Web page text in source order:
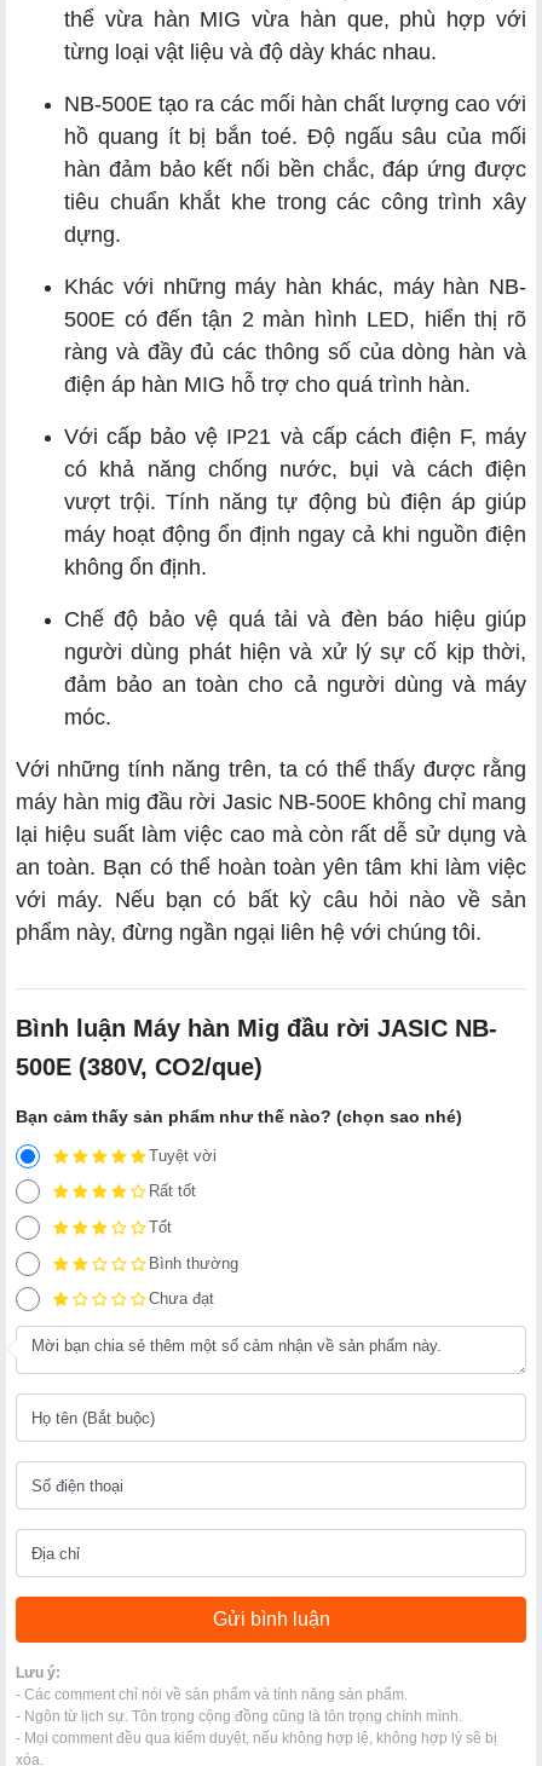
thể vừa hàn MIG vừa hàn que, phù hợp với
từng loại vật liệu và độ dày khác nhau.
NB-500E tạo ra các mối hàn chất lượng cao với
hồ quang ít bị bắn toé. Độ ngấu sâu của mối
hàn đảm bảo kết nối bền chắc, đáp ứng được
tiêu chuẩn khắt khe trong các công trình xây
dựng.
Khác với những máy hàn khác, máy hàn NB-
500E có đến tận 2 màn hình LED, hiển thị rõ
ràng và đầy đủ các thông số của dòng hàn và
điện áp hàn MIG hỗ trợ cho quá trình hàn.
Với cấp bảo vệ IP21 và cấp cách điện F, máy
có khả năng chống nước, bụi và cách điện
vượt trội. Tính năng tự động bù điện áp giúp
máy hoạt động ổn định ngay cả khi nguồn điện
không ổn định.
Chế độ bảo vệ quá tải và đèn báo hiệu giúp
người dùng phát hiện và xử lý sự cố kịp thời,
đảm bảo an toàn cho cả người dùng và máy
móc.
Với những tính năng trên, ta có thể thấy được rằng
máy hàn mig đầu rời Jasic NB-500E không chỉ mang
lại hiệu suất làm việc cao mà còn rất dễ sử dụng và
an toàn. Bạn có thể hoàn toàn yên tâm khi làm việc
với máy. Nếu bạn có bất kỳ câu hỏi nào về sản
phẩm này, đừng ngần ngại liên hệ với chúng tôi.
Bình luận Máy hàn Mig đầu rời JASIC NB-
500E (380V, CO2/que)
Bạn cảm thấy sản phẩm như thế nào? (chọn sao nhé)
Tuyệt vời
Rất tốt
Tốt
Bình thường
Chưa đạt
Lưu ý:
- Các comment chỉ nói về sản phẩm và tính năng sản phẩm.
- Ngôn từ lịch sự. Tôn trọng cộng đồng cũng là tôn trọng chính mình.
- Mọi comment đều qua kiểm duyệt, nếu không hợp lệ, không hợp lý sẽ bị
xóa.